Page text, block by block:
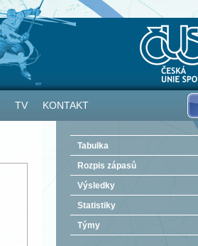
TV KONTAKT
Tabulka
Rozpis zápasů
Výsledky
Statistiky
Týmy